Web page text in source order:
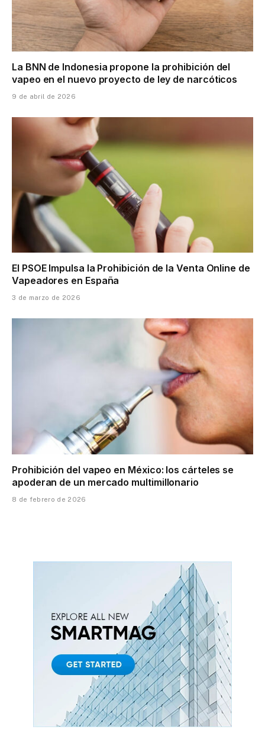
La BNN de Indonesia propone la prohibición del
vapeo en el nuevo proyecto de ley de narcóticos
9 de abril de 2026
El PSOE Impulsa la Prohibición de la Venta Online de
Vapeadores en España
3 de marzo de 2026
Prohibición del vapeo en México: los cárteles se
apoderan de un mercado multimillonario